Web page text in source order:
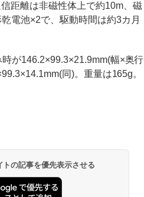
距離は非磁性体上で約10m、磁
電池×2で、駆動時間は約3カ月
が146.2×99.3×21.9mm(幅×奥行
同)。重量は165g。
の記事を優先表示させる